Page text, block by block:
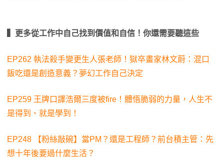
▍更多從工作中自己找到價值和自信！你還需要聽這些
EP262 執法殺手變更生人張老師！獄卒畫家林文蔚：混口
飯吃還是創造意義？夢幻工作自己決定
EP259 王牌口譯浩爾三度被fire！體悟脆弱的力量，人生不
是得到、就是學到！
EP248 【粉絲敲碗】當PM？還是工程師？前台積主管：先
想十年後要過什麼生活？